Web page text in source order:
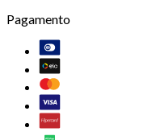
Pagamento